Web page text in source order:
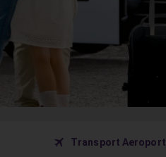
󰀝 Transport Aeroport